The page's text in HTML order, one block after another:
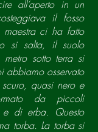
all’aperto in un
il fosso
ci ha fatto
si salta, il suolo
sotto terra si
abbiamo osservato
quasi nero e
da piccoli
di erba. Questo
torba. La torba si